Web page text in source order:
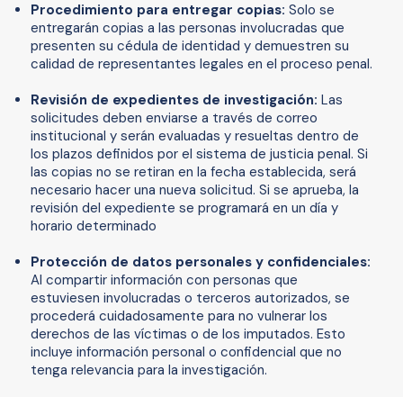
Procedimiento para entregar copias: Solo se
entregarán copias a las personas involucradas que
presenten su cédula de identidad y demuestren su
calidad de representantes legales en el proceso penal.
Revisión de expedientes de investigación: Las
solicitudes deben enviarse a través de correo
institucional y serán evaluadas y resueltas dentro de
los plazos definidos por el sistema de justicia penal. Si
las copias no se retiran en la fecha establecida, será
necesario hacer una nueva solicitud. Si se aprueba, la
revisión del expediente se programará en un día y
horario determinado
Protección de datos personales y confidenciales:
Al compartir información con personas que
estuviesen involucradas o terceros autorizados, se
procederá cuidadosamente para no vulnerar los
derechos de las víctimas o de los imputados. Esto
incluye información personal o confidencial que no
tenga relevancia para la investigación.